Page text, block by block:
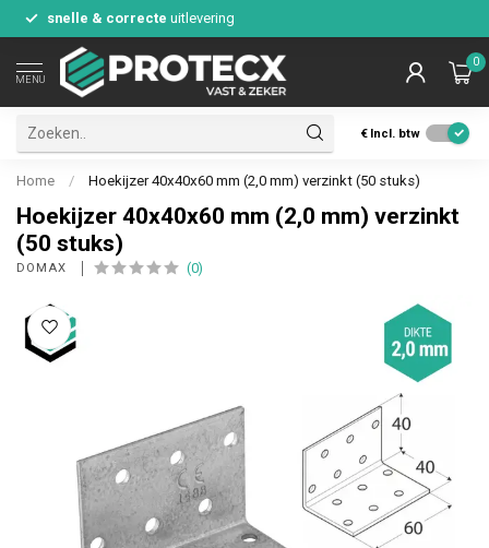
snelle & correcte uitlevering
MENU
0
€ Incl. btw
Home / Hoekijzer 40x40x60 mm (2,0 mm) verzinkt (50 stuks)
Hoekijzer 40x40x60 mm (2,0 mm) verzinkt
(50 stuks)
DOMAX (0)